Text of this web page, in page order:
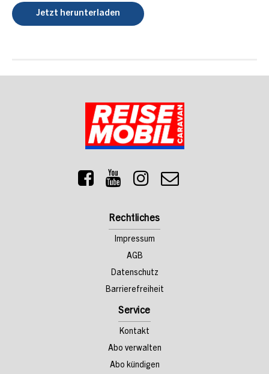
Jetzt herunterladen
Rechtliches
Impressum
AGB
Datenschutz
Barrierefreiheit
Service
Kontakt
Abo verwalten
Abo kündigen